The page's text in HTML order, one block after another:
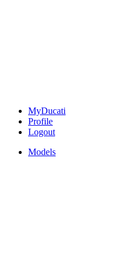
MyDucati
Profile
Logout
Models